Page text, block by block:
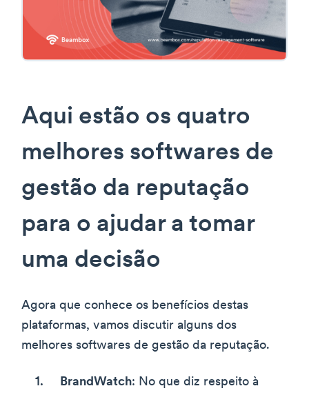
Aqui estão os quatro
melhores softwares de
gestão da reputação
para o ajudar a tomar
uma decisão
Agora que conhece os benefícios destas
plataformas, vamos discutir alguns dos
melhores softwares de gestão da reputação.
BrandWatch: No que diz respeito à